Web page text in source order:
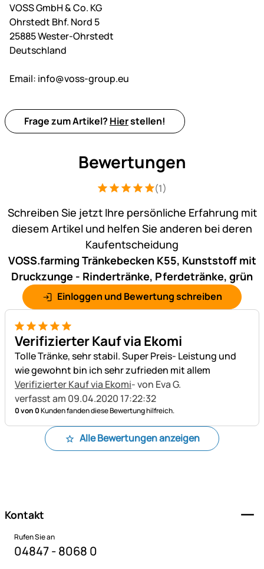
VOSS GmbH & Co. KG
Ohrstedt Bhf. Nord 5
25885 Wester-Ohrstedt
Deutschland
Email: info@voss-group.eu
Frage zum Artikel? Hierstellen!
Bewertungen
Bewertung: 5 von 5 (1 Bewertungen)
1 Bewertung(1)
Schreiben Sie jetzt Ihre persönliche Erfahrung mit
diesem Artikel und helfen Sie anderen bei deren
Kaufentscheidung
VOSS.farming Tränkebecken K55, Kunststoff mit
Druckzunge - Rindertränke, Pferdetränke, grün
Einloggen und Bewertung schreiben
5 von 5
Verifizierter Kauf via Ekomi
Tolle Tränke, sehr stabil. Super Preis- Leistung und
wie gewohnt bin ich sehr zufrieden mit allem
Verifizierter Kauf via Ekomi- von Eva G.
verfasst am 09.04.2020 17:22:32
0 von 0Kunden fanden diese Bewertung hilfreich.
Alle Bewertungen anzeigen
Kontakt
Rufen Sie an
04847 - 8068 0